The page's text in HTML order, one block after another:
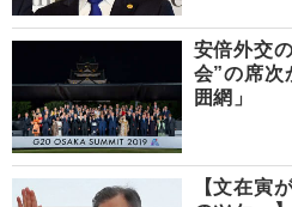
安倍外交
会”の席次
囲網」
【文在寅